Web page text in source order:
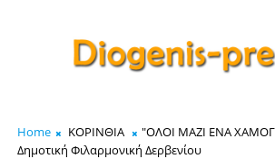
Home ΚΟΡΙΝΘΙΑ
"ΟΛΟΙ ΜΑΖΙ ΕΝΑ
Δημοτική Φιλαρμονική Δερβενίου